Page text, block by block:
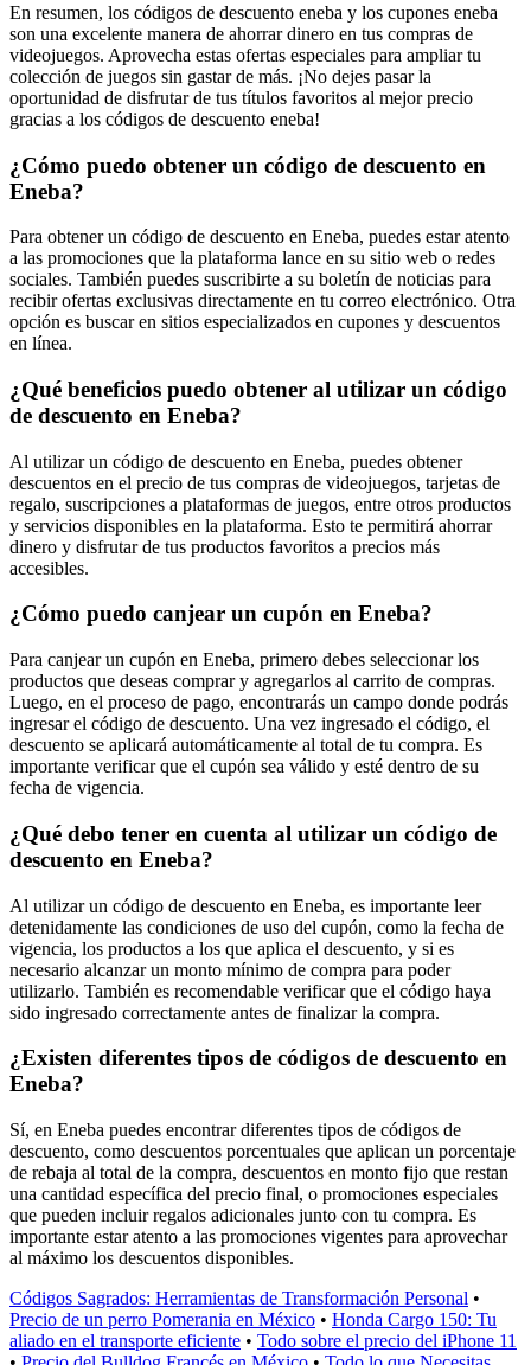
En resumen, los códigos de descuento eneba y los cupones eneba
son una excelente manera de ahorrar dinero en tus compras de
videojuegos. Aprovecha estas ofertas especiales para ampliar tu
colección de juegos sin gastar de más. ¡No dejes pasar la
oportunidad de disfrutar de tus títulos favoritos al mejor precio
gracias a los códigos de descuento eneba!
¿Cómo puedo obtener un código de descuento en
Eneba?
Para obtener un código de descuento en Eneba, puedes estar atento
a las promociones que la plataforma lance en su sitio web o redes
sociales. También puedes suscribirte a su boletín de noticias para
recibir ofertas exclusivas directamente en tu correo electrónico. Otra
opción es buscar en sitios especializados en cupones y descuentos
en línea.
¿Qué beneficios puedo obtener al utilizar un código
de descuento en Eneba?
Al utilizar un código de descuento en Eneba, puedes obtener
descuentos en el precio de tus compras de videojuegos, tarjetas de
regalo, suscripciones a plataformas de juegos, entre otros productos
y servicios disponibles en la plataforma. Esto te permitirá ahorrar
dinero y disfrutar de tus productos favoritos a precios más
accesibles.
¿Cómo puedo canjear un cupón en Eneba?
Para canjear un cupón en Eneba, primero debes seleccionar los
productos que deseas comprar y agregarlos al carrito de compras.
Luego, en el proceso de pago, encontrarás un campo donde podrás
ingresar el código de descuento. Una vez ingresado el código, el
descuento se aplicará automáticamente al total de tu compra. Es
importante verificar que el cupón sea válido y esté dentro de su
fecha de vigencia.
¿Qué debo tener en cuenta al utilizar un código de
descuento en Eneba?
Al utilizar un código de descuento en Eneba, es importante leer
detenidamente las condiciones de uso del cupón, como la fecha de
vigencia, los productos a los que aplica el descuento, y si es
necesario alcanzar un monto mínimo de compra para poder
utilizarlo. También es recomendable verificar que el código haya
sido ingresado correctamente antes de finalizar la compra.
¿Existen diferentes tipos de códigos de descuento en
Eneba?
Sí, en Eneba puedes encontrar diferentes tipos de códigos de
descuento, como descuentos porcentuales que aplican un porcentaje
de rebaja al total de la compra, descuentos en monto fijo que restan
una cantidad específica del precio final, o promociones especiales
que pueden incluir regalos adicionales junto con tu compra. Es
importante estar atento a las promociones vigentes para aprovechar
al máximo los descuentos disponibles.
Códigos Sagrados: Herramientas de Transformación Personal •
Precio de un perro Pomerania en México • Honda Cargo 150: Tu
aliado en el transporte eficiente • Todo sobre el precio del iPhone 11